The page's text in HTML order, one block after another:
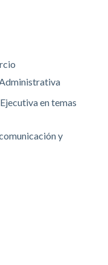
en temas
y